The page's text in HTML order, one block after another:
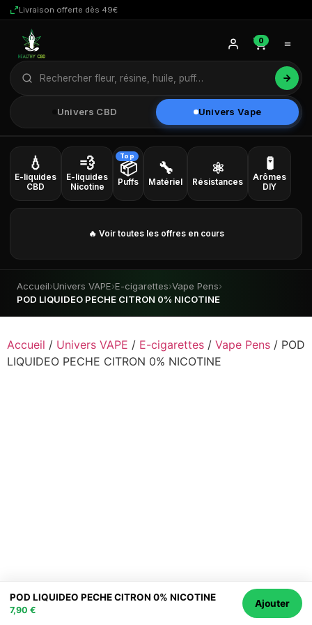
Livraison offerte dès 49€
Univers CBD Univers Vape
0
💧
E-liquides
CBD
💨
E-liquides
Nicotine
Top
📦
Puffs
🔧
Matériel
⚛
Résistances
🧪
Arômes
DIY
🔥 Voir toutes les offres en cours
Accueil›Univers VAPE›E-cigarettes›Vape Pens›
POD LIQUIDEO PECHE CITRON 0% NICOTINE
Accueil / Univers VAPE / E-cigarettes / Vape Pens / POD
LIQUIDEO PECHE CITRON 0% NICOTINE
Veuillez vérifier votre âge pour entrer.
POD LIQUIDEO PECHE CITRON 0% NICOTINE
7,90 €
Ajouter